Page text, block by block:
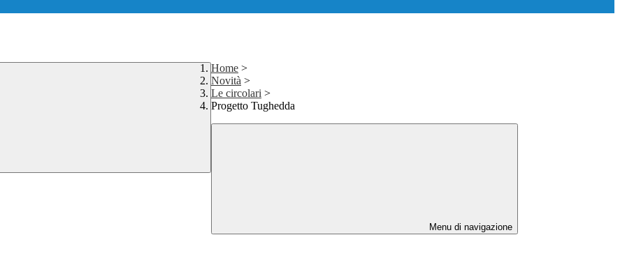
Home >
Novità >
Le circolari >
Progetto Tughedda
Menu di navigazione